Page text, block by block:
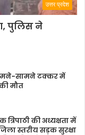
उत्तर प्रदेश
पुलिस ने
सामने टक्कर में
मौत
त्रिपाठी की अध्यक्षता में
स्तरीय सड़क सुरक्षा